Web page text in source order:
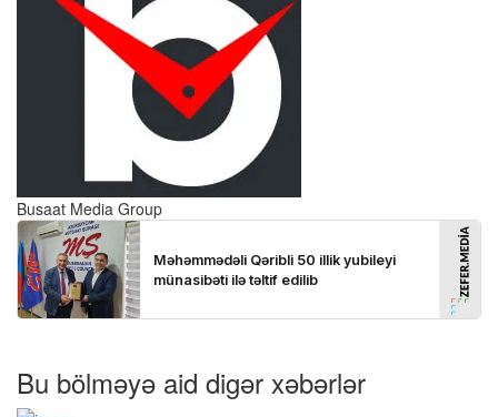
Busaat Media Group
Bu bölməyə aid digər xəbərlər